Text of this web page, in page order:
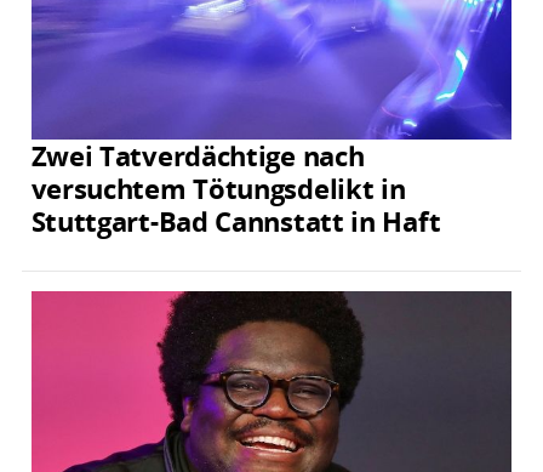
Zwei Tatverdächtige nach
versuchtem Tötungsdelikt in
Stuttgart-Bad Cannstatt in Haft